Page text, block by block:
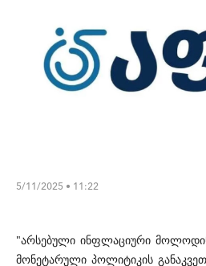
5/11/2025 • 11:22
"არსებული ინფლაციური
მონეტარული პოლიტიკის